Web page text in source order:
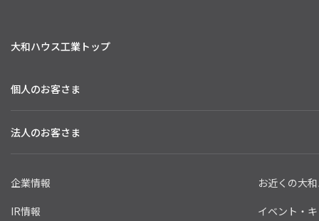
大和ハウス工業トップ
個人のお客さま
法人のお客さま
企業情報
IR情報
お近くの大
イベント・